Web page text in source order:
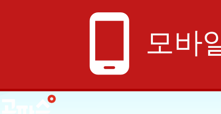
phone_android 모바